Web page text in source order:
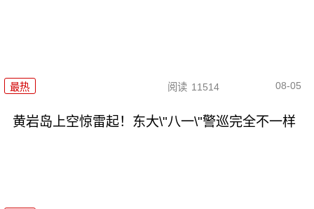
最热 阅读 11514 08-05
黄岩岛上空惊雷起！东大\"八一\"警巡完全不一样